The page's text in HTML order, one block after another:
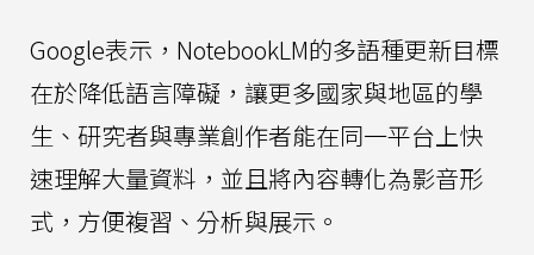
Google表示，NotebookLM的多語種更新目標
在於降低語言障礙，讓更多國家與地區的學
生、研究者與專業創作者能在同一平台上快
速理解大量資料，並且將內容轉化為影音形
式，方便複習、分析與展示。